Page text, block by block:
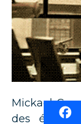
Mickael
des écoles